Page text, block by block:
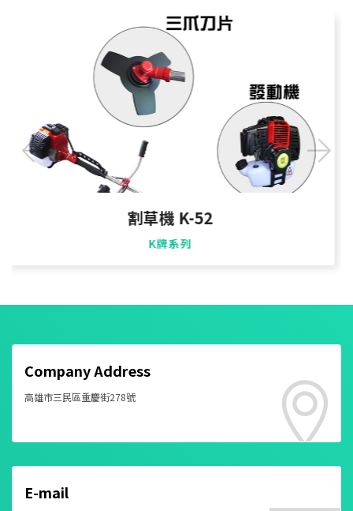
割草機 K-52
K牌系列
Company Address
高雄市三民區重慶街278號
E-mail